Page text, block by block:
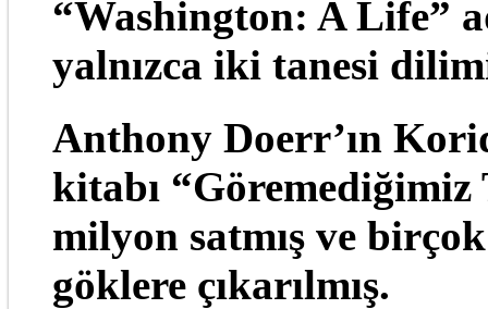
“Washington: A Life”
yalnızca iki tanesi
Anthony Doerr’ın
kitabı
milyon satmış ve
göklere çıkarılmış.